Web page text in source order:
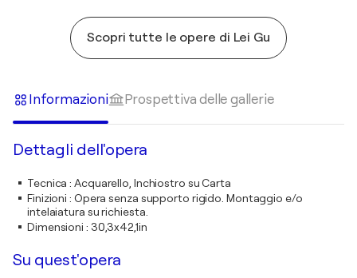
Scopri tutte le opere di Lei Gu
Informazioni Prospettiva delle gallerie
Dettagli dell'opera
Tecnica :Acquarello, Inchiostro su Carta
Finizioni : Opera senza supporto rigido. Montaggio e/o
intelaiatura su richiesta.
Dimensioni : 30,3x42,1in
Su quest'opera